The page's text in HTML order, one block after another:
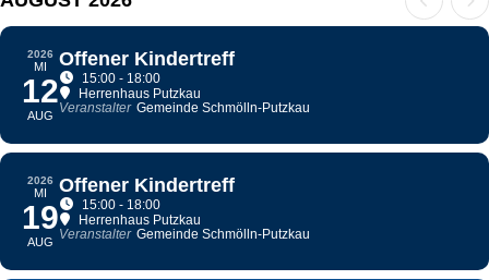
2026
MI
12
AUG
Offener Kindertreff
15:00 - 18:00
Herrenhaus Putzkau
Veranstalter Gemeinde Schmölln-Putzkau
2026
MI
19
AUG
Offener Kindertreff
15:00 - 18:00
Herrenhaus Putzkau
Veranstalter Gemeinde Schmölln-Putzkau